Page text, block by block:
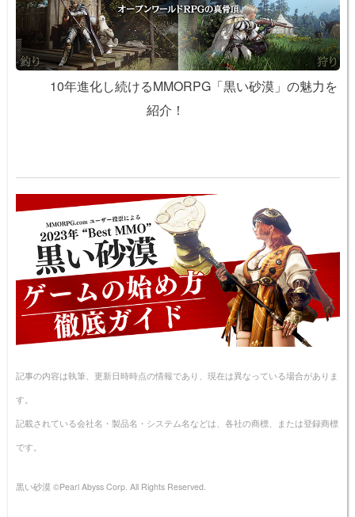
10年進化し続けるMMORPG「黒い砂漠」の魅力を
紹介！
記事の内容は執筆、更新日時時点の情報であり、現在は異なっている場合がありま
す。
記載されている会社名・製品名・システム名などは、各社の商標、または登録商標
です。
黒い砂漠 ©Pearl Abyss Corp. All Rights Reserved.